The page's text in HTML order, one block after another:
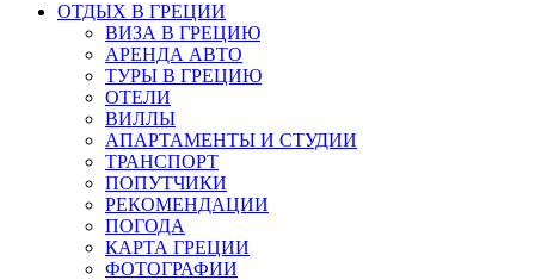
ОТДЫХ В ГРЕЦИИ
ВИЗА В ГРЕЦИЮ
АРЕНДА АВТО
ТУРЫ В ГРЕЦИЮ
ОТЕЛИ
ВИЛЛЫ
АПАРТАМЕНТЫ И СТУДИИ
ТРАНСПОРТ
ПОПУТЧИКИ
РЕКОМЕНДАЦИИ
ПОГОДА
КАРТА ГРЕЦИИ
ФОТОГРАФИИ